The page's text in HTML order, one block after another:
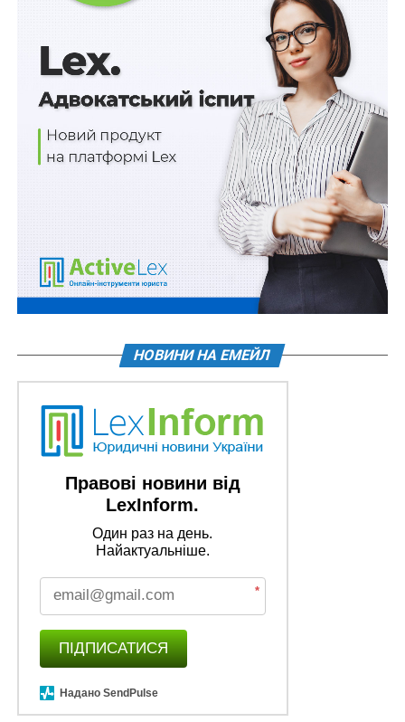
НОВИНИ НА ЕМЕЙЛ
Правові новини від
LexInform.
Один раз на день.
Найактуальніше.
*
ПІДПИСАТИСЯ
Надано SendPulse